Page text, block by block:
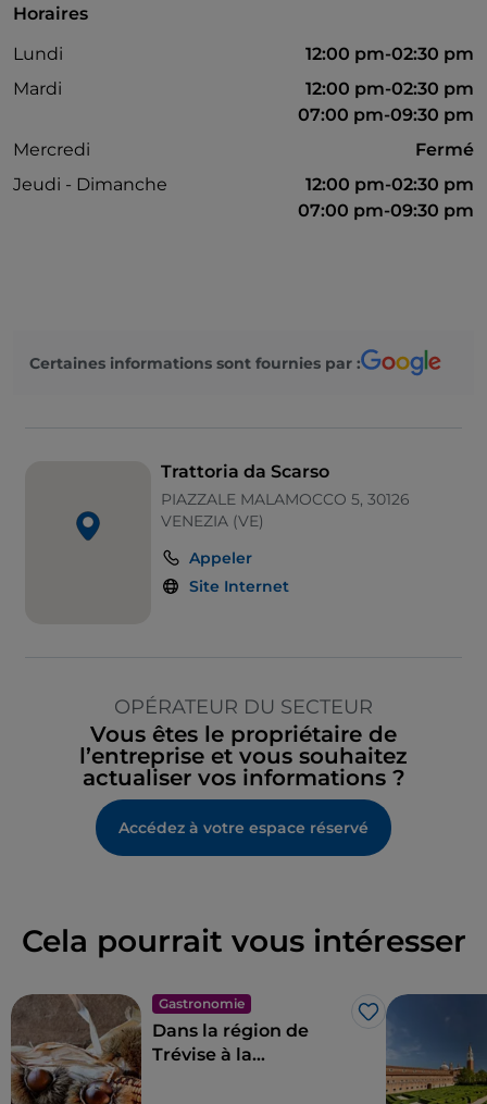
Horaires
Lundi
12:00 pm-02:30 pm
Mardi
12:00 pm-02:30 pm
07:00 pm-09:30 pm
Mercredi
Fermé
Jeudi - Dimanche
12:00 pm-02:30 pm
07:00 pm-09:30 pm
Certaines informations sont fournies par :
Trattoria da Scarso
PIAZZALE MALAMOCCO 5, 30126
VENEZIA (VE)
Appeler
Site Internet
OPÉRATEUR DU SECTEUR
Vous êtes le propriétaire de
l’entreprise et vous souhaitez
actualiser vos informations ?
Accédez à votre espace réservé
Cela pourrait vous intéresser
Gastronomie
J’aime
Dans la région de
Trévise à la